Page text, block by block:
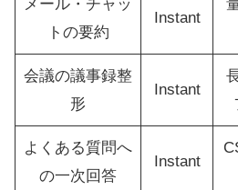
メール・チャッ
トの要約
Instant
会議の議事録整
形
Instant
よくある質問へ
の一次回答
Instant